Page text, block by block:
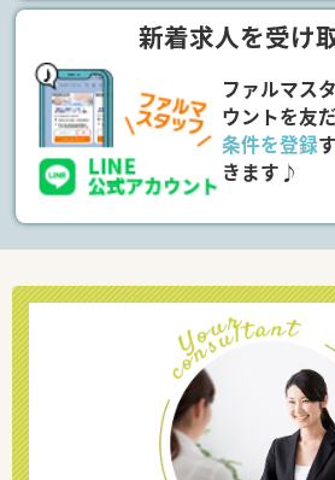
新着求人を受け
ファルマス
ウントを友
条件を登録
きます♪